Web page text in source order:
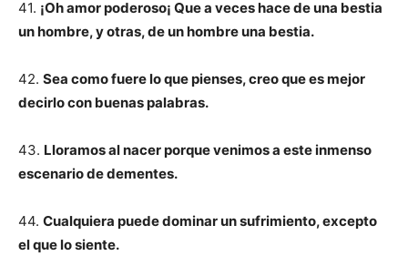
41. ¡Oh amor poderoso¡ Que a veces hace de una bestia
un hombre, y otras, de un hombre una bestia.
42. Sea como fuere lo que pienses, creo que es mejor
decirlo con buenas palabras.
43. Lloramos al nacer porque venimos a este inmenso
escenario de dementes.
44. Cualquiera puede dominar un sufrimiento, excepto
el que lo siente.